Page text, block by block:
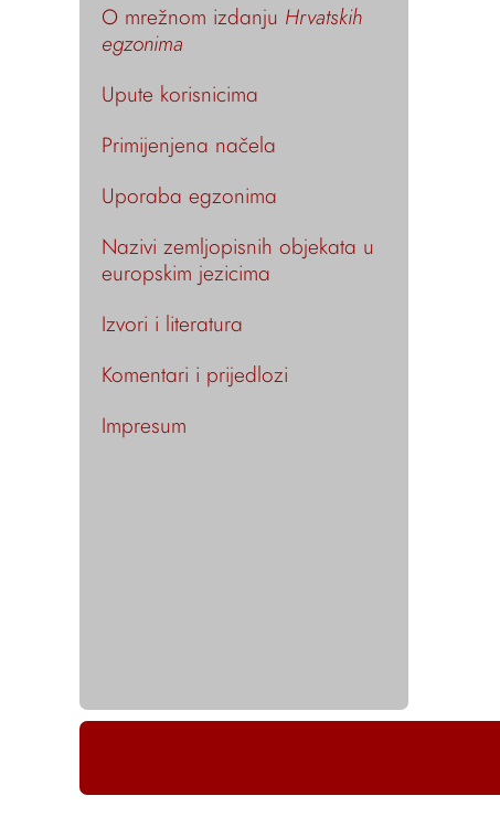
O mrežnom izdanju Hrvatskih
egzonima
Upute korisnicima
Primijenjena načela
Uporaba egzonima
Nazivi zemljopisnih objekata u
europskim jezicima
Izvori i literatura
Komentari i prijedlozi
Impresum